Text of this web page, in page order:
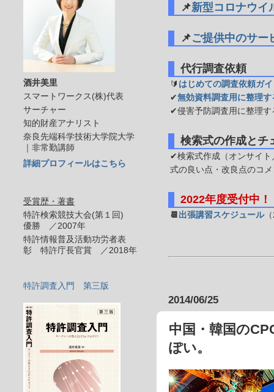
📌新型コロナウイ
📌ご提供中のサー
代行調査依頼
🔰 はじめての調査依頼ガ
✔無効資料調査用に整理
✔侵害予防調査用に整理す
検索式の作成とチ
✔検索式作成（オンサイト
式の良い点・改良点のコ
2022年度受付中！
📆 出張講習スケジュール
2014/06/25
中国・韓国の
ぽい。
酒井美里
スマートワークス(株)代表
サーチャー
知的財産アナリスト
奈良先端科学技術大学院大学
｜非常勤講師
詳細プロフィールはこちら
受賞歴・著書
特許検索競技大会(第１回)
優勝 ／2007年
特許情報普及活動功労者表
彰 特許庁長官賞 ／2018年
特許調査入門 第三版